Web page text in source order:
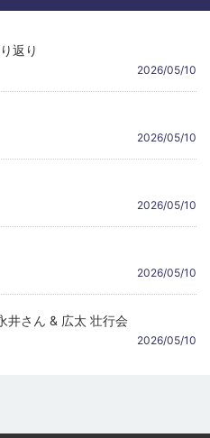
返り
2026/05/10
2026/05/10
2026/05/10
2026/05/10
さん & 広太 壮行会
2026/05/10